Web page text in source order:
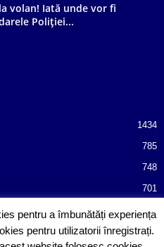
volan! Iată unde vor fi
Poliției...
1434
785
748
701
487
366
pentru a îmbunătăți experiența
pentru utilizatorii înregistrați.